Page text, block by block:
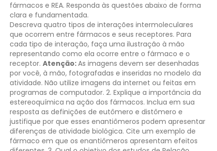
fármacos e REA. Responda às questões abaixo de forma
clara e fundamentada.
Descreva quatro tipos de interações intermoleculares
que ocorrem entre fármacos e seus receptores. Para
cada tipo de interação, faça uma ilustração à mão
representando como ela ocorre entre o fármaco e o
receptor. Atenção:As imagens devem ser desenhadas
por você, à mão, fotografadas e inseridas no modelo da
atividade. Não utilize imagens da internet ou feitas em
programas de computador. 2. Explique a importância da
estereoquímica na ação dos fármacos. Inclua em sua
resposta as definições de eutômero e distômero e
justifique por que esses enantiômeros podem apresentar
diferenças de atividade biológica. Cite um exemplo de
fármaco em que os enantiômeros apresentam efeitos